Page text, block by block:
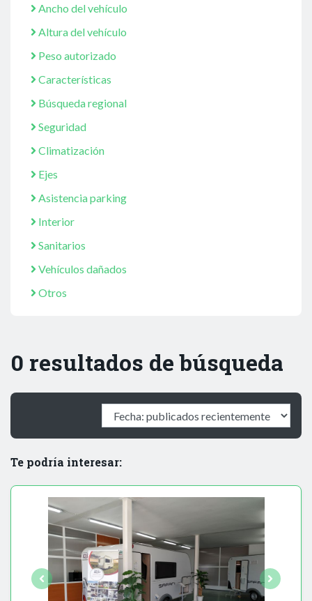
Ancho del vehículo
Altura del vehículo
Peso autorizado
Características
Búsqueda regional
Seguridad
Climatización
Ejes
Asistencia parking
Interior
Sanitarios
Vehículos dañados
Otros
0 resultados de búsqueda
Te podría interesar: